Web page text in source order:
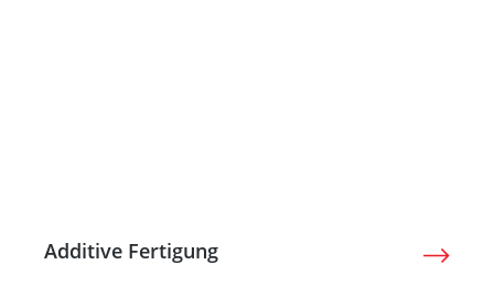
Additive Fertigung